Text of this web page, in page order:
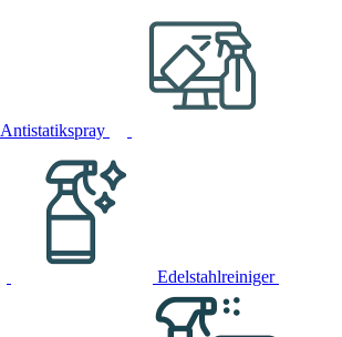
Antistatikspray
Edelstahlreiniger